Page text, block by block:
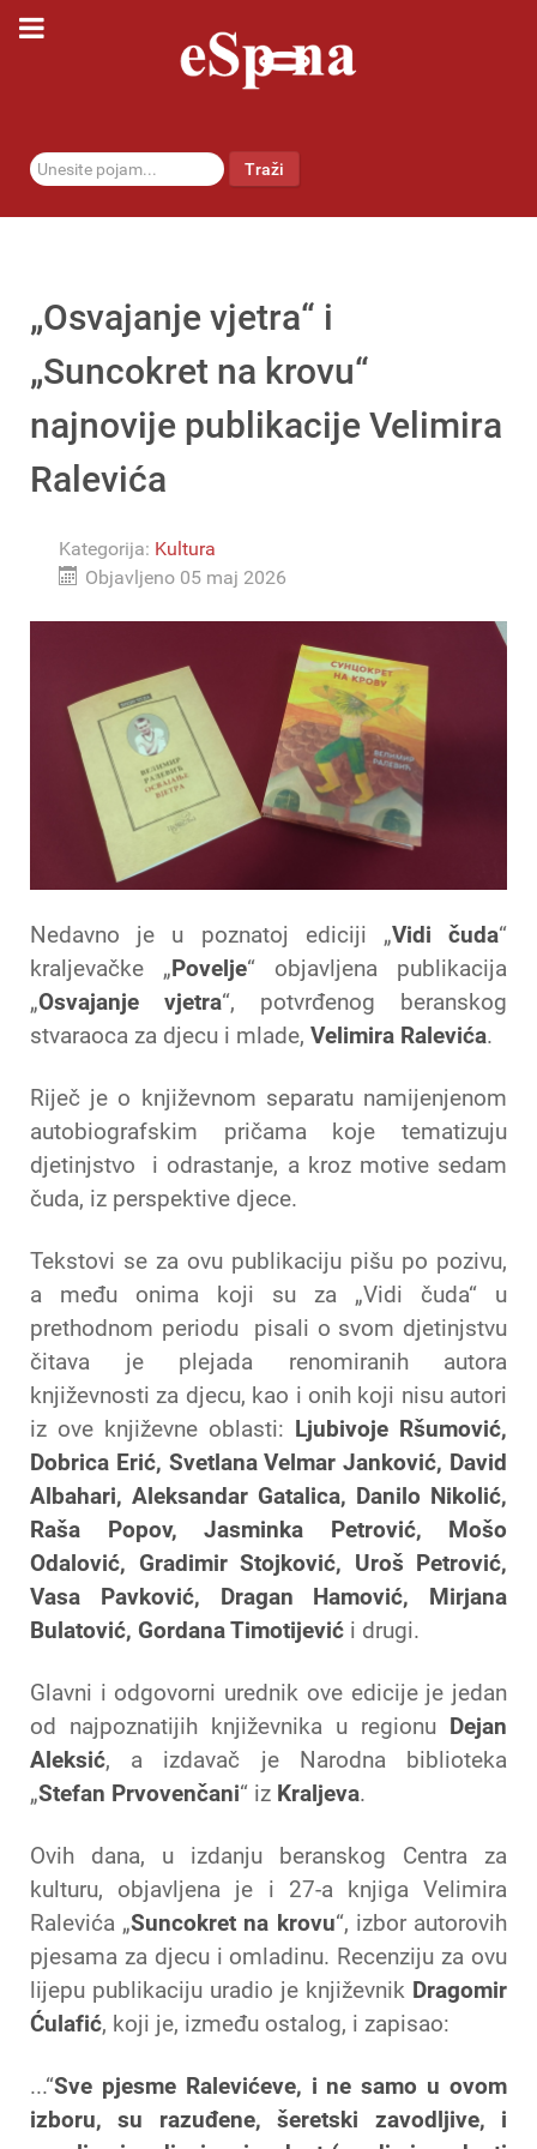
traži... Traži
„Osvajanje vjetra“ i
„Suncokret na krovu“
najnovije publikacije Velimira
Ralevića
Kategorija: Kultura
Objavljeno 05 maj 2026
Nedavno je u poznatoj ediciji „Vidi čuda“
kraljevačke „Povelje“ objavljena publikacija
„Osvajanje vjetra“, potvrđenog beranskog
stvaraoca za djecu i mlade, Velimira Ralevića.
Riječ je o književnom separatu namijenjenom
autobiografskim pričama koje tematizuju
djetinjstvo i odrastanje, a kroz motive sedam
čuda, iz perspektive djece.
Tekstovi se za ovu publikaciju pišu po pozivu,
a među onima koji su za „Vidi čuda“ u
prethodnom periodu pisali o svom djetinjstvu
čitava je plejada renomiranih autora
književnosti za djecu, kao i onih koji nisu autori
iz ove književne oblasti: Ljubivoje Ršumović,
Dobrica Erić, Svetlana Velmar Janković, David
Albahari, Aleksandar Gatalica, Danilo Nikolić,
Raša Popov, Jasminka Petrović, Mošo
Odalović, Gradimir Stojković, Uroš Petrović,
Vasa Pavković, Dragan Hamović, Mirjana
Bulatović, Gordana Timotijević i drugi.
Glavni i odgovorni urednik ove edicije je jedan
od najpoznatijih književnika u regionu Dejan
Aleksić, a izdavač je Narodna biblioteka
„Stefan Prvovenčani“ iz Kraljeva.
Ovih dana, u izdanju beranskog Centra za
kulturu, objavljena je i 27-a knjiga Velimira
Ralevića „Suncokret na krovu“, izbor autorovih
pjesama za djecu i omladinu. Recenziju za ovu
lijepu publikaciju uradio je književnik Dragomir
Ćulafić, koji je, između ostalog, i zapisao:
...“Sve pjesme Ralevićeve, i ne samo u ovom
izboru, su razuđene, šeretski zavodljive, i